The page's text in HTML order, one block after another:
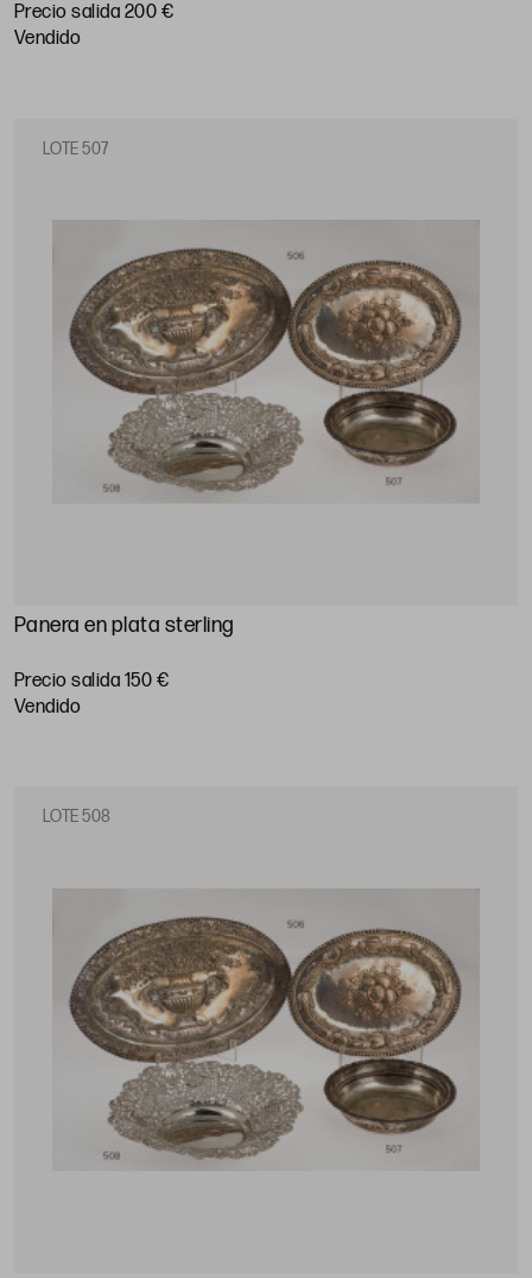
Precio salida 200 €
vendido
LOTE 507
Panera en plata sterling
Precio salida 150 €
vendido
LOTE 508